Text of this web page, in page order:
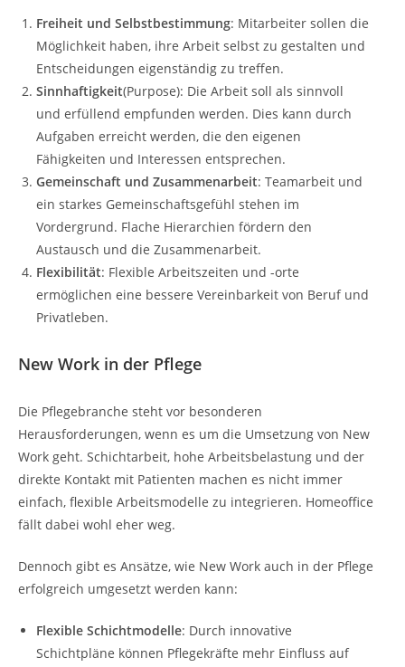
Freiheit und Selbstbestimmung: Mitarbeiter sollen die
Möglichkeit haben, ihre Arbeit selbst zu gestalten und
Entscheidungen eigenständig zu treffen.
Sinnhaftigkeit(Purpose): Die Arbeit soll als sinnvoll
und erfüllend empfunden werden. Dies kann durch
Aufgaben erreicht werden, die den eigenen
Fähigkeiten und Interessen entsprechen.
Gemeinschaft und Zusammenarbeit: Teamarbeit und
ein starkes Gemeinschaftsgefühl stehen im
Vordergrund. Flache Hierarchien fördern den
Austausch und die Zusammenarbeit.
Flexibilität: Flexible Arbeitszeiten und -orte
ermöglichen eine bessere Vereinbarkeit von Beruf und
Privatleben.
New Work in der Pflege
Die Pflegebranche steht vor besonderen
Herausforderungen, wenn es um die Umsetzung von New
Work geht. Schichtarbeit, hohe Arbeitsbelastung und der
direkte Kontakt mit Patienten machen es nicht immer
einfach, flexible Arbeitsmodelle zu integrieren. Homeoffice
fällt dabei wohl eher weg.
Dennoch gibt es Ansätze, wie New Work auch in der Pflege
erfolgreich umgesetzt werden kann:
Flexible Schichtmodelle: Durch innovative
Schichtpläne können Pflegekräfte mehr Einfluss auf